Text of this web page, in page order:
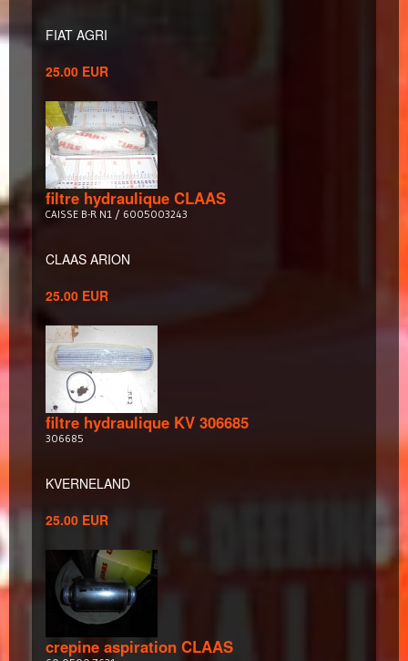
FIAT AGRI
25.00 EUR
filtre hydraulique CLAAS
CAISSE B-R N1 / 6005003243
CLAAS ARION
25.00 EUR
filtre hydraulique KV 306685
306685
KVERNELAND
25.00 EUR
crepine aspiration CLAAS